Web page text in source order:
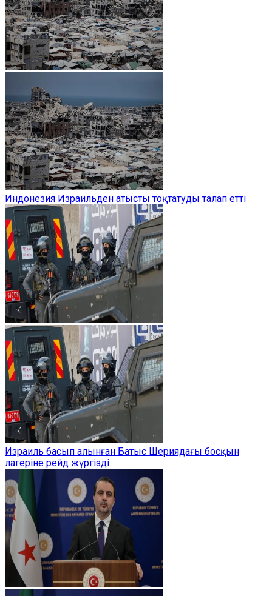
Индонезия Израильден атысты тоқтатуды талап етті
Израиль басып алынған Батыс Шериядағы босқын
лагеріне рейд жүргізді